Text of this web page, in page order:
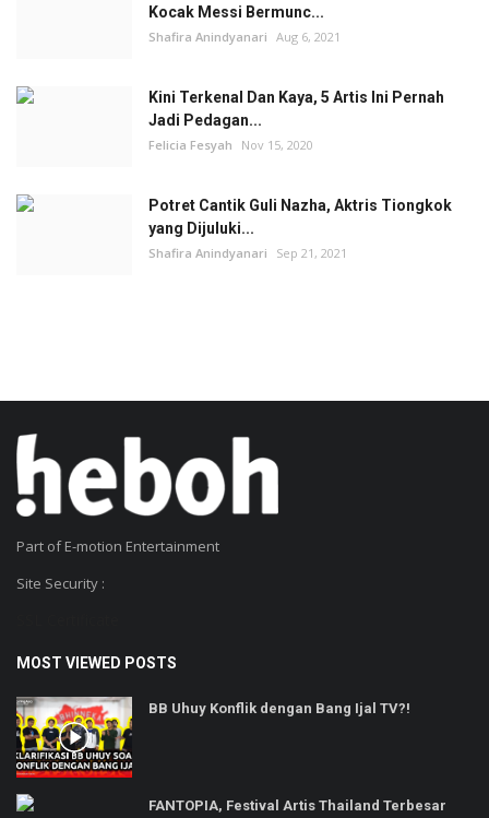
Kocak Messi Bermunc...
Shafira Anindyanari Aug 6, 2021
Kini Terkenal Dan Kaya, 5 Artis Ini Pernah
Jadi Pedagan...
Felicia Fesyah Nov 15, 2020
Potret Cantik Guli Nazha, Aktris Tiongkok
yang Dijuluki...
Shafira Anindyanari Sep 21, 2021
Part of E-motion Entertainment
Site Security :
MOST VIEWED POSTS
BB Uhuy Konflik dengan Bang Ijal TV?!
FANTOPIA, Festival Artis Thailand Terbesar